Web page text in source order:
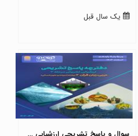
یک سال قبل